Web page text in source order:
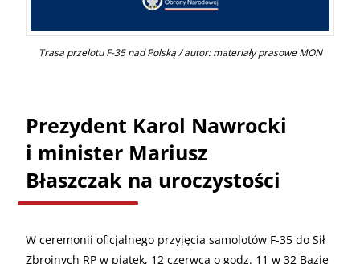
Trasa przelotu F-35 nad Polską / autor: materiały prasowe MON
Prezydent Karol Nawrocki
i minister Mariusz
Błaszczak na uroczystości
W ceremonii oficjalnego przyjęcia samolotów F-35 do Sił
Zbrojnych RP w piątek, 12 czerwca o godz. 11 w 32 Bazie